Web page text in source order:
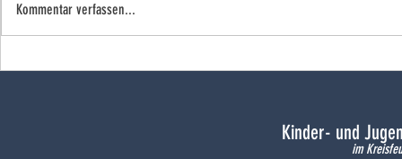
Hagenburg/Altenhagen blickt auf
KJF-Tag
Kommentar verfassen...
Kinder- und
im